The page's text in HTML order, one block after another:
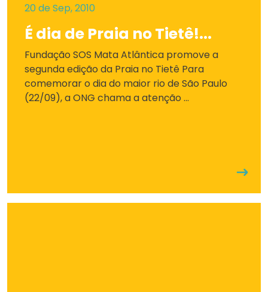
20 de Sep, 2010
É dia de Praia no Tietê!...
Fundação SOS Mata Atlântica promove a
segunda edição da Praia no Tietê Para
comemorar o dia do maior rio de São Paulo
(22/09), a ONG chama a atenção ...